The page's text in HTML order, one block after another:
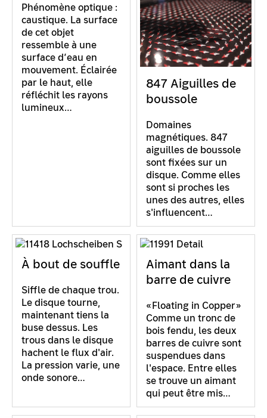
Phénomène optique :
caustique. La surface
de cet objet
ressemble à une
surface d’eau en
mouvement. Éclairée
par le haut, elle
réfléchit les rayons
lumineux…
847 Aiguilles de
boussole
Domaines
magnétiques. 847
aiguilles de boussole
sont fixées sur un
disque. Comme elles
sont si proches les
unes des autres, elles
s'influencent…
À bout de souffle
Siffle de chaque trou.
Le disque tourne,
maintenant tiens la
buse dessus. Les
trous dans le disque
hachent le flux d'air.
La pression varie, une
onde sonore…
Aimant dans la
barre de cuivre
«Floating in Copper»
Comme un tronc de
bois fendu, les deux
barres de cuivre sont
suspendues dans
l'espace. Entre elles
se trouve un aimant
qui peut être mis…